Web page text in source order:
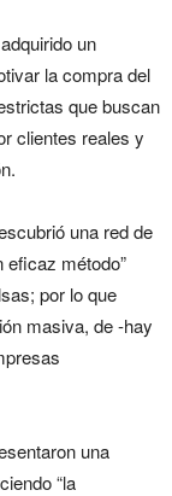
un
la compra del
que buscan
clientes reales y
una red de
eficaz método”
por lo que
masiva, de -hay
una
“la